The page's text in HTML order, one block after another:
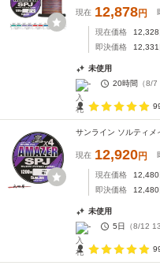
現在 12,878円
現在価格 12,328
即決価格
12,331
未使用
-
20時間 （8/7
サンライン ソルティ
現在 12,920円
現在価格 12,480
即決価格
12,480
未使用
-
5日 （8/12